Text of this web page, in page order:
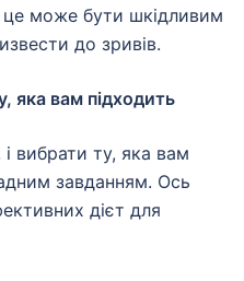
це може бути шкідливим
до зривів.
яка вам підходить
і вибрати ту, яка вам
завданням. Ось
дієт для